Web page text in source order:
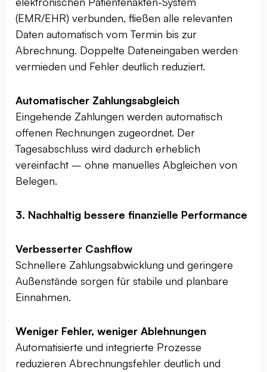
(EMR/EHR) verbunden, fließen alle relevanten
Daten automatisch vom Termin bis zur
Abrechnung. Doppelte Dateneingaben werden
vermieden und Fehler deutlich reduziert.
Automatischer Zahlungsabgleich
Eingehende Zahlungen werden automatisch
offenen Rechnungen zugeordnet. Der
Tagesabschluss wird dadurch erheblich
vereinfacht – ohne manuelles Abgleichen von
Belegen.
3. Nachhaltig bessere finanzielle Performance
Verbesserter Cashflow
Schnellere Zahlungsabwicklung und geringere
Außenstände sorgen für stabile und planbare
Einnahmen.
Weniger Fehler, weniger Ablehnungen
Automatisierte und integrierte Prozesse
reduzieren Abrechnungsfehler deutlich und